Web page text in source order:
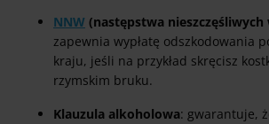
NNW (następstwa
zapewnia wypłatę odszkodowania
kraju, jeśli na przykład skręcisz
rzymskim bruku.
Klauzula alkoholowa: gwarantuje,